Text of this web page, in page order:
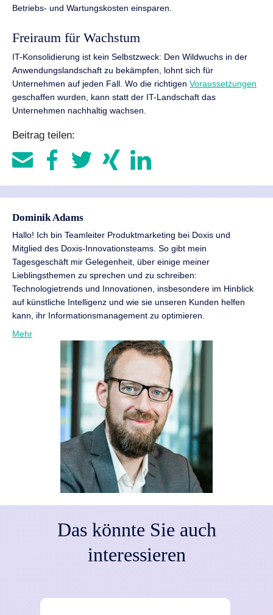
Betriebs- und Wartungskosten einsparen.
Freiraum für Wachstum
IT-Konsolidierung ist kein Selbstzweck: Den Wildwuchs in der
Anwendungslandschaft zu bekämpfen, lohnt sich für
Unternehmen auf jeden Fall. Wo die richtigen Voraussetzungen
geschaffen wurden, kann statt der IT-Landschaft das
Unternehmen nachhaltig wachsen.
Beitrag teilen:
Dominik Adams
Hallo! Ich bin Teamleiter Produktmarketing bei Doxis und
Mitglied des Doxis-Innovationsteams. So gibt mein
Tagesgeschäft mir Gelegenheit, über einige meiner
Lieblingsthemen zu sprechen und zu schreiben:
Technologietrends und Innovationen, insbesondere im Hinblick
auf künstliche Intelligenz und wie sie unseren Kunden helfen
kann, ihr Informationsmanagement zu optimieren.
Mehr
Das könnte Sie auch
interessieren